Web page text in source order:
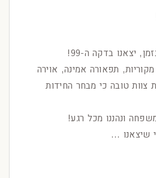
תפאורה אמינה, אוירה
צוות טובה כי מבחר החידות
ונהננו מכל רגע!
שיצאנו ...